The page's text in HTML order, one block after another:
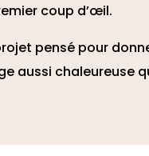
coup d’œil.
pensé pour
aussi chaleureuse